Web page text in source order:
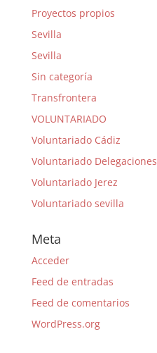
Proyectos propios
Sevilla
Sevilla
Sin categoría
Transfrontera
VOLUNTARIADO
Voluntariado Cádiz
Voluntariado Delegaciones
Voluntariado Jerez
Voluntariado sevilla
Meta
Acceder
Feed de entradas
Feed de comentarios
WordPress.org